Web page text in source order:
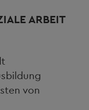
ARBEIT
von